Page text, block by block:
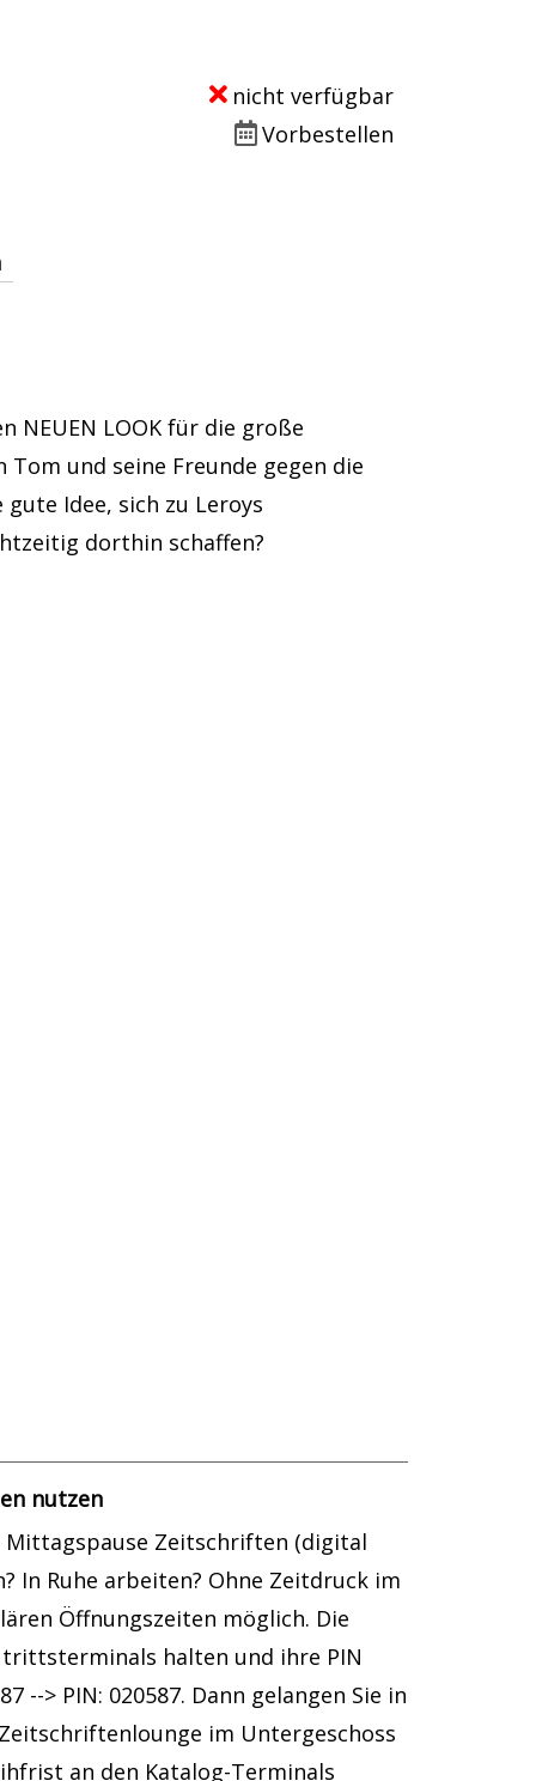
nicht verfügbar
Vorbestellen
NEUEN LOOK für die große
und seine Freunde gegen die
Idee, sich zu Leroys
dorthin schaffen?
nutzen
Mittagspause Zeitschriften (digital
In Ruhe arbeiten? Ohne Zeitdruck im
Öffnungszeiten möglich. Die
halten und ihre PIN
--> PIN: 020587. Dann gelangen Sie in
im Untergeschoss
an den Katalog-Terminals